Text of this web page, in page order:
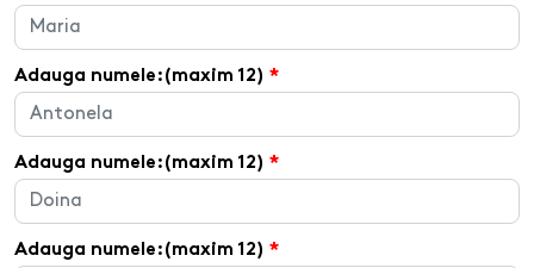
Adauga numele:(maxim 12)
Adauga numele:(maxim 12)
Adauga numele:(maxim 12)